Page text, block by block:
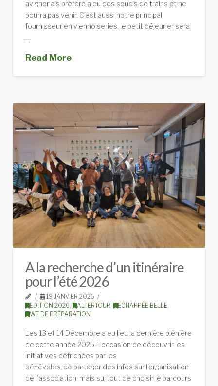
avignonais préféré a eu des soucis de trains et ne
pourra pas venir. C’est aussi notre principal
fournisseur en viennoiseries, le petit déjeuner sera
Read More
A la recherche d’un itinéraire
pour l’été 2026
19 JANVIER 2026
EDITION 2026, ALTERTOUR, ECHAPPÉE BELLE,
WE DE PRÉPARATION
Les 13 et 14 Décembre a eu lieu la dernière plénière
de cette année 2025. L’occasion de découvrir les
initiatives défrichées par les
bénévoles, de partager des infos sur l’organisation
de l’association, mais surtout de choisir le parcours